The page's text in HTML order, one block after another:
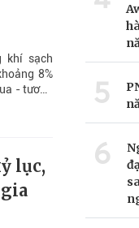
khí sạch
8%
- tương
lục,
5
6